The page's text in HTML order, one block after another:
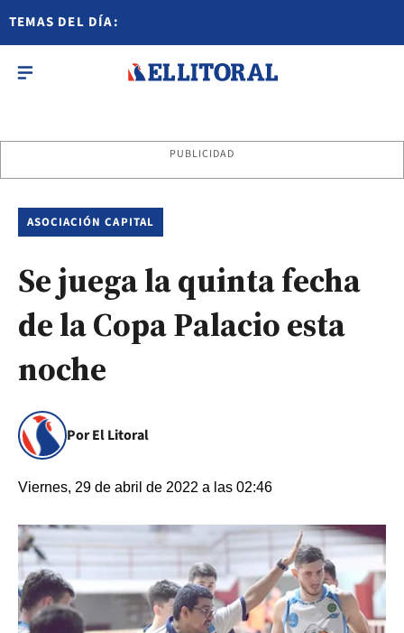
TEMAS DEL DÍA:
PUBLICIDAD
ASOCIACIÓN CAPITAL
Se juega la quinta fecha
de la Copa Palacio esta
noche
Por El Litoral
Viernes, 29 de abril de 2022 a las 02:46